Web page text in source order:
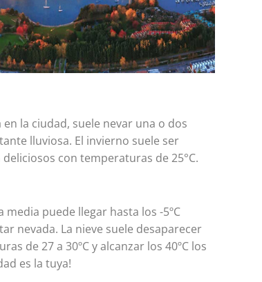
la ciudad, suele nevar una o dos
lluviosa. El invierno suele ser
con temperaturas de 25°C.
puede llegar hasta los -5ºC
nevada. La nieve suele desaparecer
de 27 a 30ºC y alcanzar los 40ºC los
es la tuya!
Academias para
Estudiar Inglés en
Estados Unidos
Ciudades donde formarte con
FindyxFindyx recomienda
además estas ciudadesQué
puedes encontrar en Estados
Amé...
LEER MÁS >>